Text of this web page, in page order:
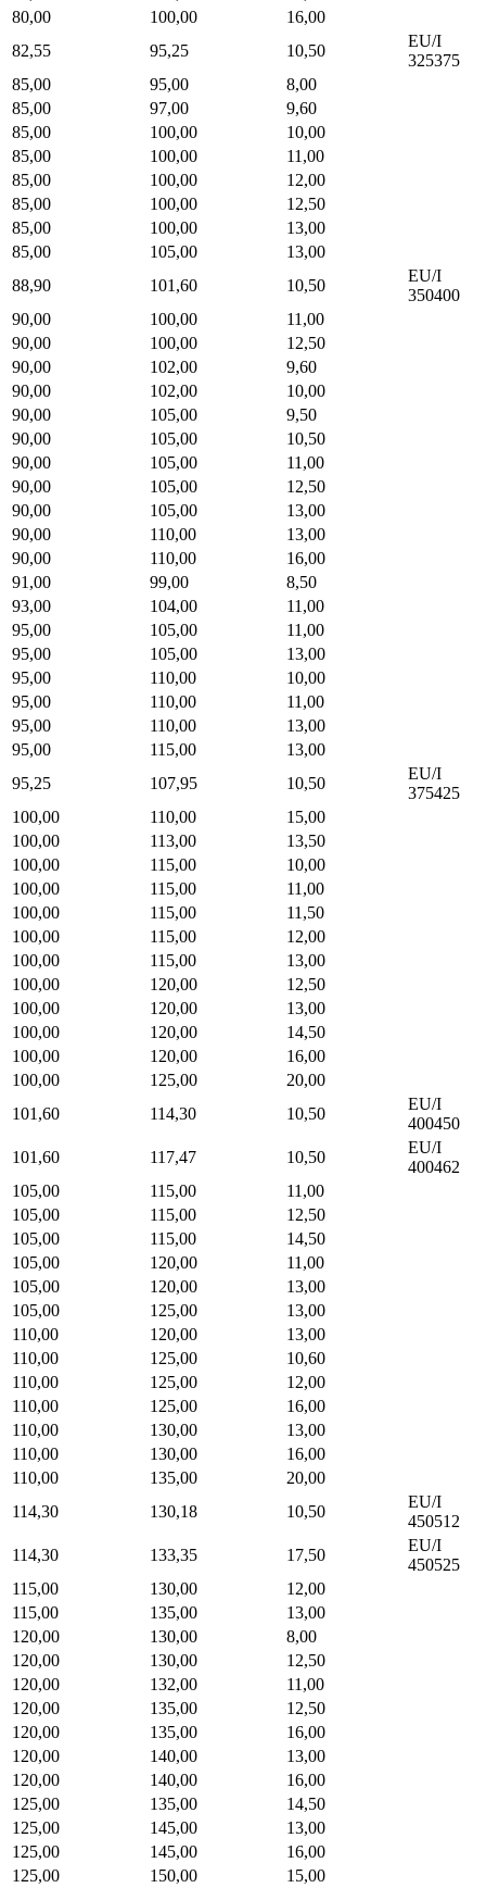
80,00
100,00
16,00
82,55
95,25 10,50
EU/I
325375
85,00
95,00
8,00
85,00
97,00
9,60
85,00
100,00
10,00
85,00
100,00
11,00
85,00
100,00
12,00
85,00
100,00
12,50
85,00
100,00
13,00
85,00
105,00
13,00
88,90
101,60 10,50
EU/I
350400
90,00
100,00
11,00
90,00
100,00
12,50
90,00
102,00
9,60
90,00
102,00
10,00
90,00
105,00
9,50
90,00
105,00
10,50
90,00
105,00
11,00
90,00
105,00
12,50
90,00
105,00
13,00
90,00
110,00
13,00
90,00
110,00
16,00
91,00
99,00
8,50
93,00
104,00
11,00
95,00
105,00
11,00
95,00
105,00
13,00
95,00
110,00
10,00
95,00
110,00
11,00
95,00
110,00
13,00
95,00
115,00
13,00
95,25
107,95 10,50
EU/I
375425
100,00
110,00
15,00
100,00
113,00
13,50
100,00
115,00
10,00
100,00
115,00
11,00
100,00
115,00
11,50
100,00
115,00
12,00
100,00
115,00
13,00
100,00
120,00
12,50
100,00
120,00
13,00
100,00
120,00
14,50
100,00
120,00
16,00
100,00
125,00
20,00
101,60
114,30 10,50
EU/I
400450
101,60
117,47 10,50
EU/I
400462
105,00
115,00
11,00
105,00
115,00
12,50
105,00
115,00
14,50
105,00
120,00
11,00
105,00
120,00
13,00
105,00
125,00
13,00
110,00
120,00
13,00
110,00
125,00
10,60
110,00
125,00
12,00
110,00
125,00
16,00
110,00
130,00
13,00
110,00
130,00
16,00
110,00
135,00
20,00
114,30
130,18 10,50
EU/I
450512
114,30
133,35 17,50
EU/I
450525
115,00
130,00
12,00
115,00
135,00
13,00
120,00
130,00
8,00
120,00
130,00
12,50
120,00
132,00
11,00
120,00
135,00
12,50
120,00
135,00
16,00
120,00
140,00
13,00
120,00
140,00
16,00
125,00
135,00
14,50
125,00
145,00
13,00
125,00
145,00
16,00
125,00
150,00
15,00